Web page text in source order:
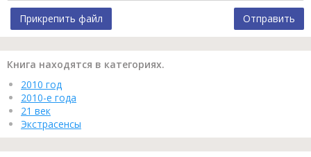
Прикрепить файл Отправить
Книга находятся в категориях.
2010 год
2010-е года
21 век
Экстрасенсы